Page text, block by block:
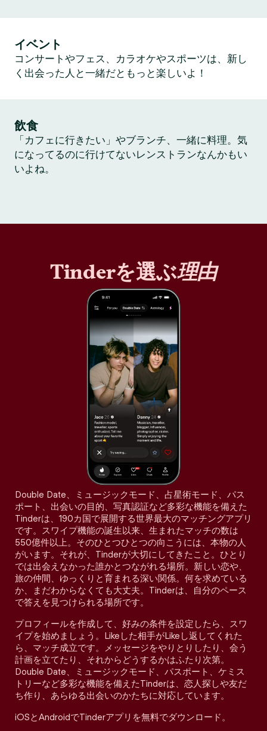
イベント
コンサートやフェス、カラオケやスポーツは、新し
く出会った人と一緒だともっと楽しいよ！
飲食
「カフェに行きたい」やブランチ、一緒に料理。気
になってるのに行けてないレンストランなんかもい
いよね。
Tinderを選ぶ理由
Double Date、ミュージックモード、占星術モード、パス
ポート、出会いの目的、写真認証など多彩な機能を備えた
Tinderは、190カ国で展開する世界最大のマッチングアプリ
です。スワイプ機能の誕生以来、生まれたマッチの数は
550億件以上。そのひとつひとつの向こうには、本物の人
がいます。それが、Tinderが大切にしてきたこと。ひとり
では出会えなかった誰かとつながれる場所。新しい恋や、
旅の仲間、ゆっくりと育まれる深い関係。何を求めている
か、まだわからなくても大丈夫。Tinderは、自分のペース
で答えを見つけられる場所です。
プロフィールを作成して、好みの条件を設定したら、スワ
イプを始めましょう。Likeした相手がLikeし返してくれた
ら、マッチ成立です。メッセージをやりとりしたり、会う
計画を立てたり、それからどうするかはふたり次第。
Double Date、ミュージックモード、パスポート、ケミス
トリーなど多彩な機能を備えたTinderは、恋人探しや友だ
ち作り、あらゆる出会いのかたちに対応しています。
iOSとAndroidでTinderアプリを無料でダウンロード。